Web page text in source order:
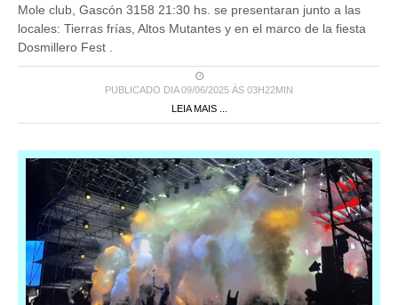
Mole club, Gascón 3158 21:30 hs. se presentaran junto a las
locales: Tierras frías, Altos Mutantes y en el marco de la fiesta
Dosmillero Fest .
PUBLICADO DIA 09/06/2025 ÀS 03H22MIN
LEIA MAIS ...